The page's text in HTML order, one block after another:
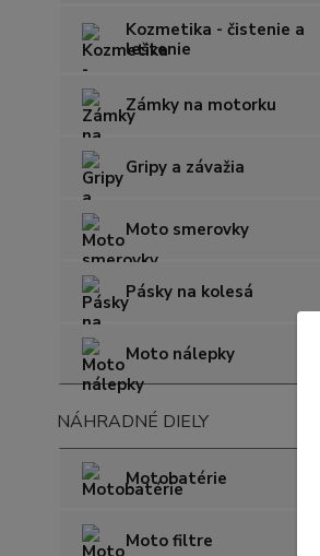
Kozmetika - čistenie a
leštenie
Zámky na motorku
Gripy a závažia
Moto smerovky
Pásky na kolesá
Moto nálepky
NÁHRADNÉ DIELY
Motobatérie
Moto filtre